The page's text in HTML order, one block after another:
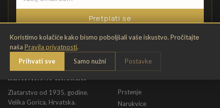
Koristimo kolačiće kako bismo poboljšali vaše iskustvo. Pročitajte
naša Pravila privatnosti.
Prihvati sve
Samo nužni Postavke
Pretplati se
Zlatarstvo od 1935. godine.
Velika Gorica, Hrvatska.
Prstenje
Narukvice